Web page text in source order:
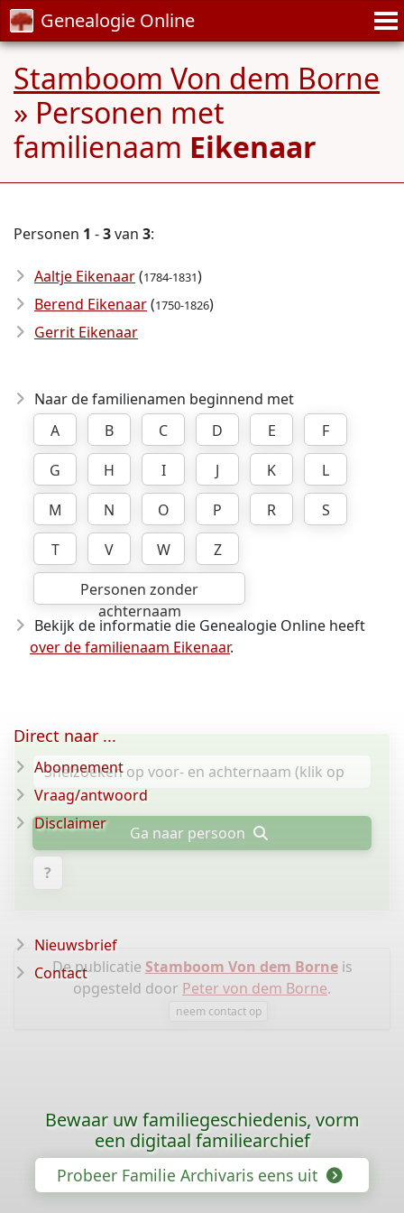
Genealogie Online
Stamboom Von dem Borne
» Personen met
familienaam Eikenaar
Personen 1 -3van 3:
Aaltje Eikenaar(1784-1831)
Berend Eikenaar(1750-1826)
Gerrit Eikenaar
Naar de familienamen beginnend met
A
B C D E
F
G
H I J K
L
M
N O P R
S
T
V W
Z
Personen zonder
achternaam
Bekijk de informatie die Genealogie Online heeft
over de familienaam Eikenaar.
Ga naar persoon
?
De publicatie Stamboom Von dem Borneis
opgesteld door Peter von dem Borne.
neem contact op
Direct naar ...
Abonnement
Vraag/antwoord
Disclaimer
Nieuwsbrief
Contact
Bewaar uw familiegeschiedenis, vorm
een digitaal familiearchief
Probeer Familie Archivaris eens uit